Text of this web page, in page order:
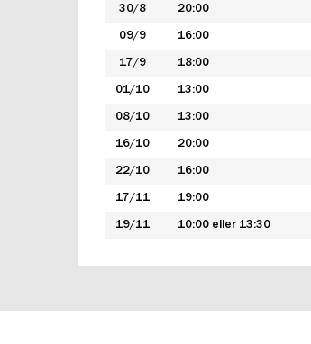
30/8 20:00
09/9 16:00
17/9 18:00
01/10 13:00
08/10 13:00
16/10 20:00
22/10 16:00
17/11 19:00
19/11 10:00 eller 13:30